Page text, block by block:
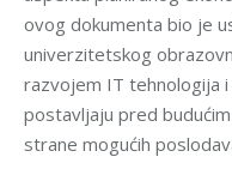
ovog dokumenta bio je
univerzitetskog
razvojem IT tehnologija
postavljaju pred
strane mogućih